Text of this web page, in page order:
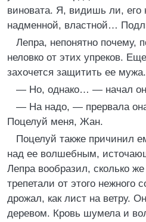
виновата. Я, видишь ли,
надменной, властной…
Лепра, непонятно почему,
неловко от этих упреков.
захочется защитить ее мужа.
— Но, однако… — начал
— На надо, — прервала
Поцелуй меня, Жан.
Поцелуй также причинил
над ее волшебным,
Лепра вообразил, сколько
трепетали от этого нежного
дрожал, как лист на ветру.
деревом. Кровь шумела и